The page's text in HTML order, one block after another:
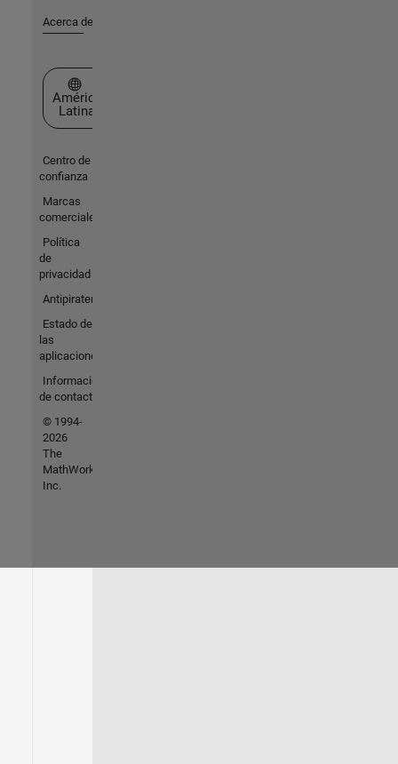
Acerca de MathWorks
Seleccione un país/idioma
América
Latina
Centro de
confianza
Marcas
comerciales
Política
de
privacidad
Antipiratería
Estado de
las
aplicaciones
Información
de contacto
© 1994-
2026
The
MathWorks,
Inc.